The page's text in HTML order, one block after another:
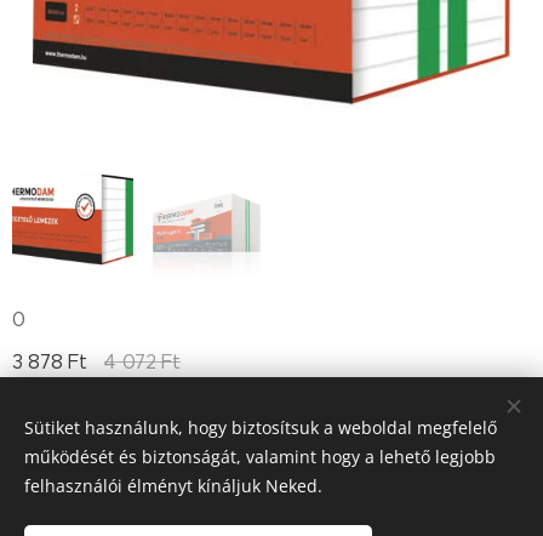
0
3 878 Ft 4 072Ft
Till "96" Kft Adószán: 11385497-2-05
Sütiket használunk, hogy biztosítsuk a weboldal megfelelő
működését és biztonságát, valamint hogy a lehető legjobb
felhasználói élményt kínáljuk Neked.